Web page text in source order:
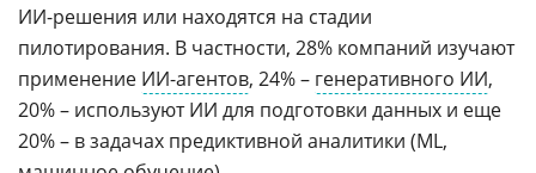
ИИ-решения или находятся на стадии
пилотирования. В частности, 28% компаний изучают
применение ИИ-агентов, 24% – генеративного ИИ,
20% – используют ИИ для подготовки данных и еще
20% – в задачах предиктивной аналитики (ML,